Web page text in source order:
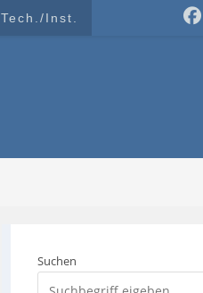
Tech./Inst.
Suchen